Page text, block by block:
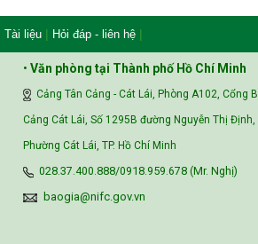
Tài liệu | Hỏi đáp - liên hệ |
• Văn phòng tại Thành phố Hồ Chí Minh
Cảng Tân Cảng - Cát Lái, Phòng A102, Cổng B
Cảng Cát Lái, Số 1295B đường Nguyễn Thị Định,
Phường Cát Lái, TP. Hồ Chí Minh
028.37.400.888/0918.959.678 (Mr. Nghị)
baogia@nifc.gov.vn